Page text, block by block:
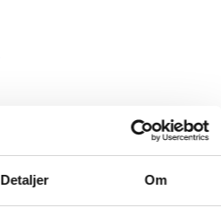
Detaljer Om